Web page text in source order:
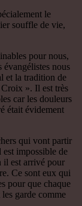
le
souffle de vie,
pour nous,
évangélistes nous
et la tradition de
Croix ». Il est très
car les douleurs
était évidement
qui vont partir
est impossible de
il est arrivé pour
Ce sont eux qui
pour que chaque
garde comme